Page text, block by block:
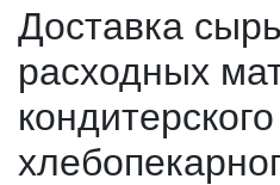
Доставка
расходных